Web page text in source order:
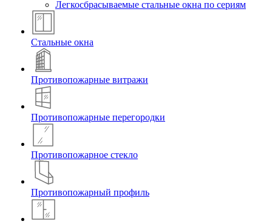
Легкосбрасываемые стальные окна по сериям
Стальные окна
Противопожарные витражи
Противопожарные перегородки
Противопожарное стекло
Противопожарный профиль